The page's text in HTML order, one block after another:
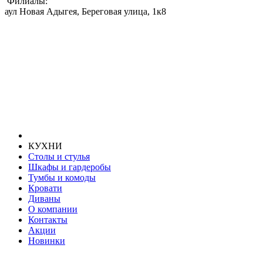
аул Новая Адыгея, Береговая улица, 1к8
КУХНИ
Столы и стулья
Шкафы и гардеробы
Тумбы и комоды
Кровати
Диваны
О компании
Контакты
Акции
Новинки